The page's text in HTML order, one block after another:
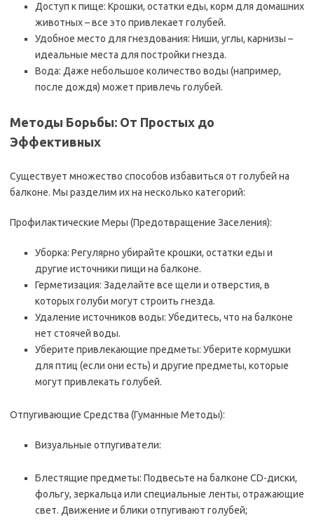
Доступ к пище: Крошки, остатки еды, корм для домашних
животных – все это привлекает голубей.
Удобное место для гнездования: Ниши, углы, карнизы –
идеальные места для постройки гнезда.
Вода: Даже небольшое количество воды (например,
после дождя) может привлечь голубей.
Методы Борьбы: От Простых до
Эффективных
Существует множество способов избавиться от голубей на
балконе. Мы разделим их на несколько категорий:
Профилактические Меры (Предотвращение Заселения):
Уборка: Регулярно убирайте крошки, остатки еды и
другие источники пищи на балконе.
Герметизация: Заделайте все щели и отверстия, в
которых голуби могут строить гнезда.
Удаление источников воды: Убедитесь, что на балконе
нет стоячей воды.
Уберите привлекающие предметы: Уберите кормушки
для птиц (если они есть) и другие предметы, которые
могут привлекать голубей.
Отпугивающие Средства (Гуманные Методы):
Визуальные отпугиватели:
Блестящие предметы: Подвесьте на балконе CD-диски,
фольгу, зеркальца или специальные ленты, отражающие
свет. Движение и блики отпугивают голубей;